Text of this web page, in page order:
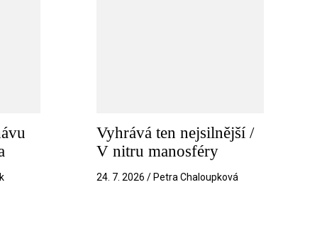
Vyhrává ten nejsilnější /
V nitru manosféry
24. 7. 2026 / Petra Chaloupková